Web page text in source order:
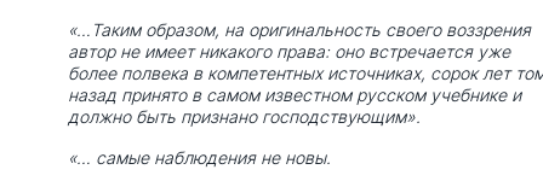
«…Таким образом, на оригинальность своего воззрения
автор не имеет никакого права: оно встречается уже
более полвека в компетентных источниках, сорок лет
назад принято в самом известном русском учебнике и
должно быть признано господствующим».
«… самые наблюдения не новы.